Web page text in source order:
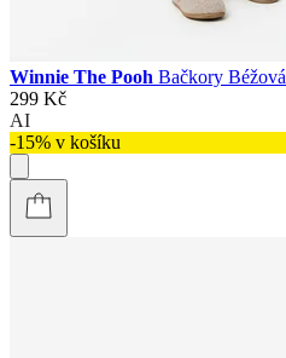
Winnie The Pooh Bačkory Béžová
299 Kč
AI
-15% v košíku